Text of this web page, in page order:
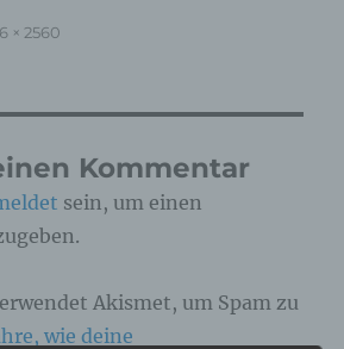
× 2560
Kommentar
sein, um einen
Akismet, um Spam zu
wie deine